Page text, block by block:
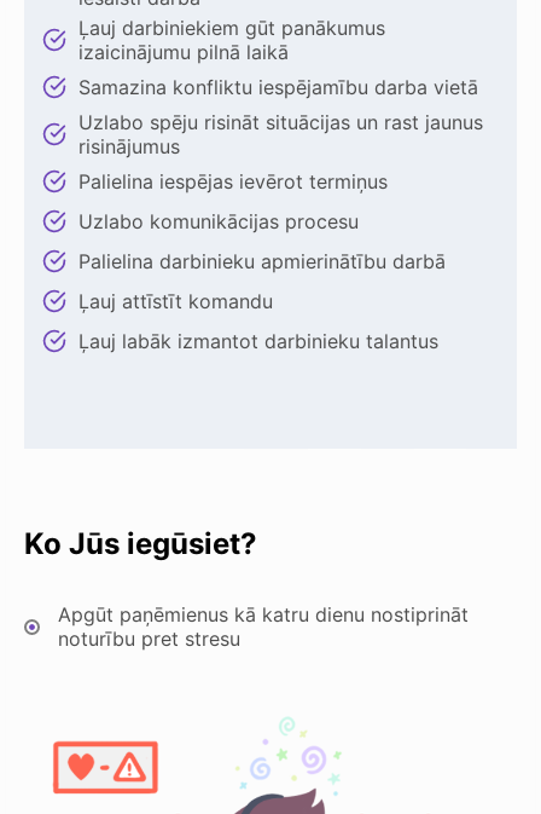
Ļauj darbiniekiem gūt panākumus
izaicinājumu pilnā laikā
Samazina konfliktu iespējamību darba vietā
Uzlabo spēju risināt situācijas un rast jaunus
risinājumus
Palielina iespējas ievērot termiņus
Uzlabo komunikācijas procesu
Palielina darbinieku apmierinātību darbā
Ļauj attīstīt komandu
Ļauj labāk izmantot darbinieku talantus
Ko Jūs iegūsiet?
Apgūt paņēmienus kā katru dienu nostiprināt
noturību pret stresu